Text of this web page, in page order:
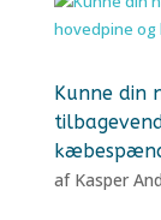
Kunne din
af Kasper